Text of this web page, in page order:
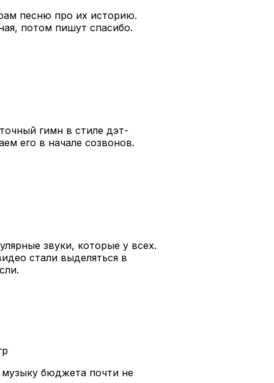
песню про их историю.
потом пишут спасибо.
гимн в стиле дэт-
его в начале созвонов.
звуки, которые у всех.
стали выделяться в
бюджета почти не